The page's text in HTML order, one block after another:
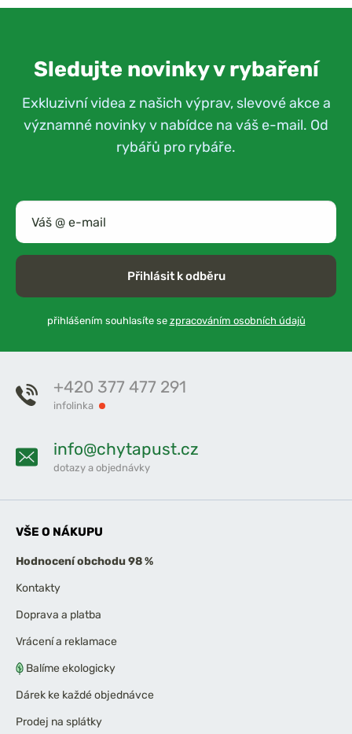
Sledujte novinky v rybaření
Exkluzivní videa z našich výprav, slevové akce a
významné novinky v nabídce na váš e-mail. Od
rybářů pro rybáře.
Přihlásit k odběru
přihlášením souhlasíte se zpracováním osobních údajů
+420 377 477 291
infolinka
info@chytapust.cz
dotazy a objednávky
VŠE O NÁKUPU
Hodnocení obchodu 98 %
Kontakty
Doprava a platba
Vrácení a reklamace
Balíme ekologicky
Dárek ke každé objednávce
Prodej na splátky